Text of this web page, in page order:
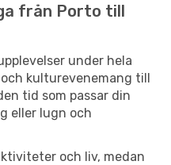
från Porto till
under hela
kulturevenemang till
tid som passar din
eller lugn och
och liv, medan